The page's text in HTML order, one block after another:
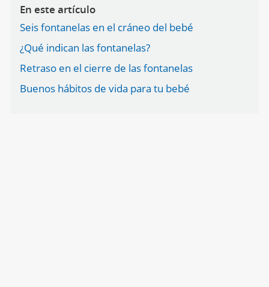
En este artículo
Seis fontanelas en el cráneo del bebé
¿Qué indican las fontanelas?
Retraso en el cierre de las fontanelas
Buenos hábitos de vida para tu bebé